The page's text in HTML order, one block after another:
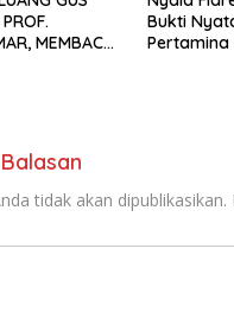
MEMBACA
Bukti
tidak akan dipublikasikan.